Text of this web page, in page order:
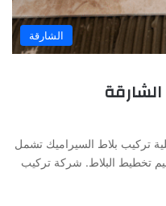
الشارقة
تركيب بلاط السيراميك تشمل
تخطيط البلاط. شركة تركيب